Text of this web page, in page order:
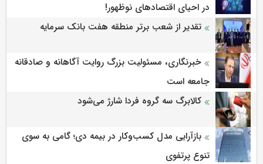
در احیای اقتصادهای نوظهور!
تقدیر از شعب برتر منطقه هفت بانک سرمایه
خبرنگاری، مسئولیت بزرگ روایت آگاهانه و صادقانه
جامعه است
کالابرگ سه گروه فردا شارژ می‌شود
بازآرایی مدل کسب‌وکار در بیمه دی؛ گامی به سوی
تنوع پرتفوی